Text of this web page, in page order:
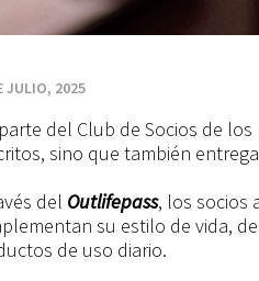
JULIO, 2025
del Club de Socios de
sino que también
del Outlifepass, los socios
su estilo de vida,
de uso diario.